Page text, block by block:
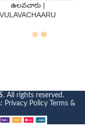
QTY
ఉలవచారు |
VULAVACHAARU
. All rights reserved.
Privacy Policy
Terms &